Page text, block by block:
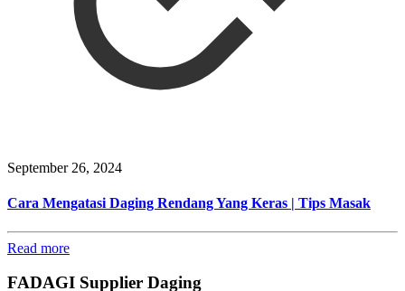
September 26, 2024
Cara Mengatasi Daging Rendang Yang Keras | Tips Masak
Read more
FADAGI Supplier Daging